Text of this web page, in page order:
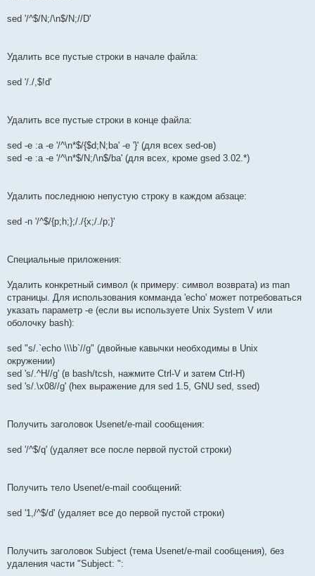
sed '/^$/N;/\n$/N;//D'
Удалить все пустые строки в начале файла:
sed '/./,$!d'
Удалить все пустые строки в конце файла:
sed -e :a -e '/^\n*$/{$d;N;ba' -e '}' (для всех sed-ов)
sed -e :a -e '/^\n*$/N;/\n$/ba' (для всех, кроме gsed 3.02.*)
Удалить последнюю непустую строку в каждом абзаце:
sed -n '/^$/{p;h;};/./{x;/./p;}'
Специальные приложения:
Удалить конкретный символ (к примеру: символ возврата) из man
страницы. Для использования комманда 'echo' может потребоваться
указать параметр -e (если вы используете Unix System V или
оболочку bash):
sed "s/.`echo \\\b`//g" (двойные кавычки необходимы в Unix
окружении)
sed 's/.^H//g' (в bash/tcsh, нажмите Ctrl-V и затем Ctrl-H)
sed 's/.\x08//g' (hex выражение для sed 1.5, GNU sed, ssed)
Получить заголовок Usenet/e-mail сообщения:
sed '/^$/q' (удаляет все после первой пустой строки)
Получить тело Usenet/e-mail сообщений:
sed '1,/^$/d' (удаляет все до первой пустой строки)
Получить заголовок Subject (тема Usenet/e-mail сообщения), без
удаления части "Subject: ":